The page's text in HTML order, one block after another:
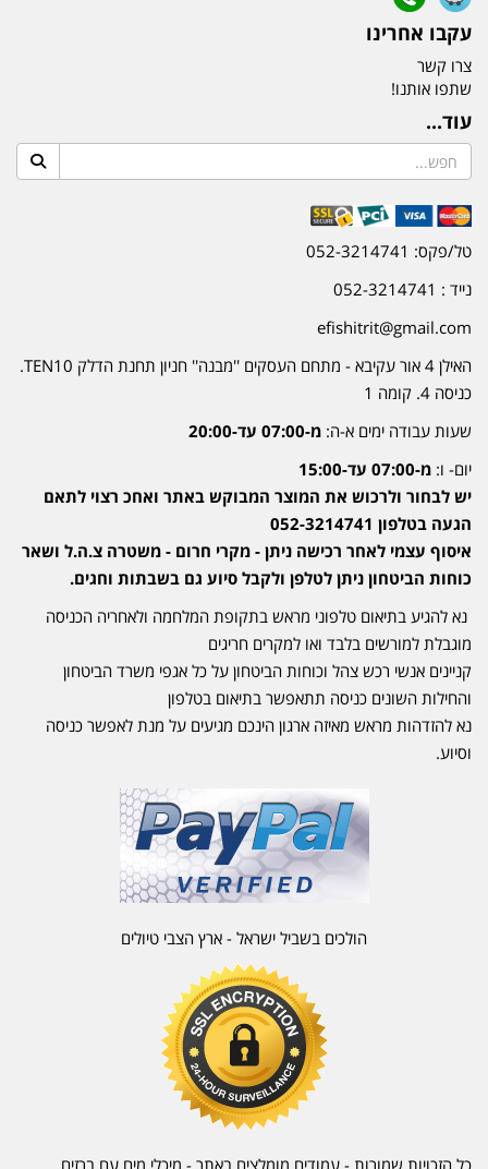
עקבו אחרינו
צרו קשר
שתפו אותנו!
עוד...
טל/פקס: 052-3214741
נייד : 052-3214741
efishitrit@gmail.com
האילן 4 אור עקיבא - מתחם העסקים ''מבנה'' חניון תחנת הדלק TEN10.
כניסה 4. קומה 1
שעות עבודה ימים א-ה: מ-07:00 עד-20:00
יום- ו: מ-07:00 עד-15:00
יש לבחור ולרכוש את המוצר המבוקש באתר ואחכ רצוי לתאם
הגעה בטלפון 052-3214741
איסוף עצמי לאחר רכישה ניתן - מקרי חרום - משטרה צ.ה.ל ושאר
כוחות הביטחון ניתן לטלפן ולקבל סיוע גם בשבתות וחגים.
נא להגיע בתיאום טלפוני מראש בתקופת המלחמה ולאחריה הכניסה
מוגבלת למורשים בלבד ואו למקרים חריגים
קניינים אנשי רכש צהל וכוחות הביטחון על כל אגפי משרד הביטחון
והחילות השונים כניסה תתאפשר בתיאום בטלפון
נא להזדהות מראש מאיזה ארגון הינכם מגיעים על מנת לאפשר כניסה
וסיוע.
הולכים בשביל ישראל - ארץ הצבי טיולים